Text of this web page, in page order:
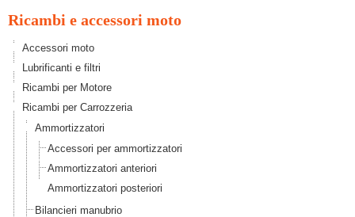
Ricambi e accessori moto
Accessori moto
Lubrificanti e filtri
Ricambi per Motore
Ricambi per Carrozzeria
Ammortizzatori
Accessori per ammortizzatori
Ammortizzatori anteriori
Ammortizzatori posteriori
Bilancieri manubrio